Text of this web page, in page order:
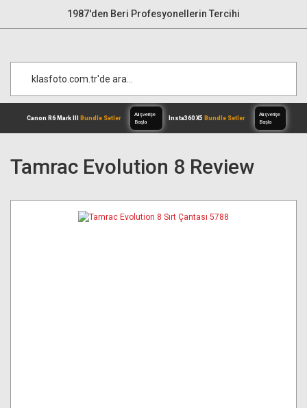
1987'den Beri Profesyonellerin Tercihi
Başla
Tamrac Evolution 8 Review